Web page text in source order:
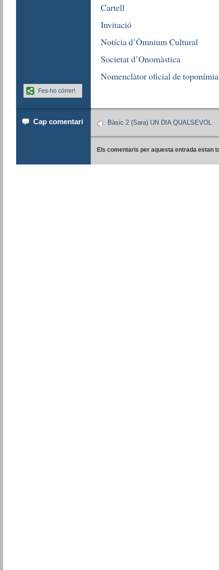
Cartell
Invitació
Notícia d’Òmnium Cultural
Societat d’Onomàstica
Nomenclàtor oficial de
Fes-ho córrer!
Cap comentari Bàsic 2 (Sara) UN DIA QUALSEVOL
Els comentaris per aquesta entrada estan